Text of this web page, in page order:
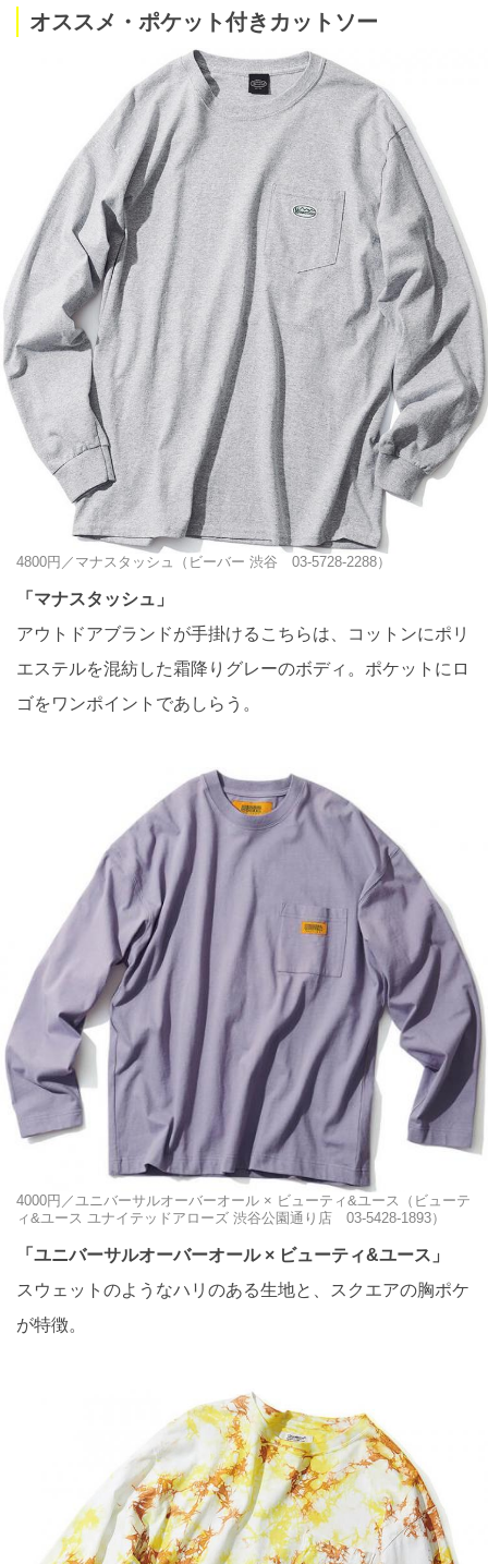
オススメ・ポケット付きカットソー
4800円／マナスタッシュ（ビーバー 渋谷 03-5728-2288）
「マナスタッシュ」
アウトドアブランドが手掛けるこちらは、コットンにポリ
エステルを混紡した霜降りグレーのボディ。ポケットにロ
ゴをワンポイントであしらう。
4000円／ユニバーサルオーバーオール × ビューティ&ユース（ビューテ
ィ&ユース ユナイテッドアローズ 渋谷公園通り店 03-5428-1893）
「ユニバーサルオーバーオール × ビューティ&ユース」
スウェットのようなハリのある生地と、スクエアの胸ポケ
が特徴。